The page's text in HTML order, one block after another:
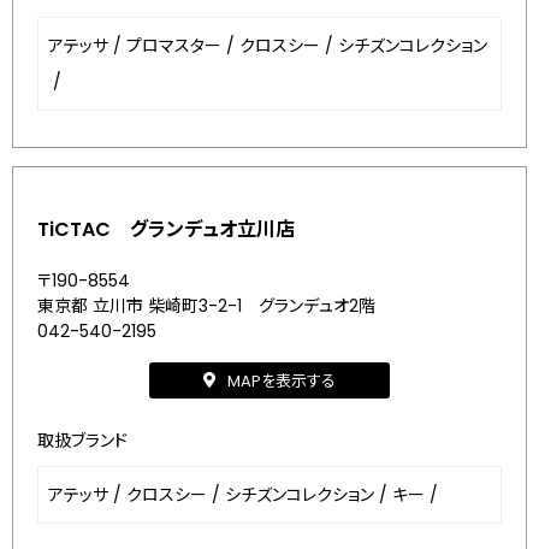
アテッサ / プロマスター / クロスシー / シチズンコレクション
/
TiCTAC グランデュオ立川店
〒190-8554
東京都 立川市 柴崎町3-2-1 グランデュオ2階
042-540-2195
MAPを表示する
取扱ブランド
アテッサ / クロスシー / シチズンコレクション / キー /